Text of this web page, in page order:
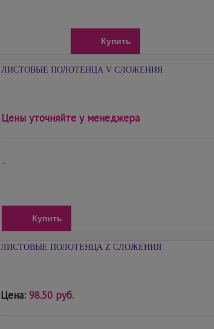
Купить
ЛИСТОВЫЕ ПОЛОТЕНЦА V СЛОЖЕНИЯ
Цены уточняйте у менеджера
..
Купить
ЛИСТОВЫЕ ПОЛОТЕНЦА Z СЛОЖЕНИЯ
Цена: 98.50 руб.